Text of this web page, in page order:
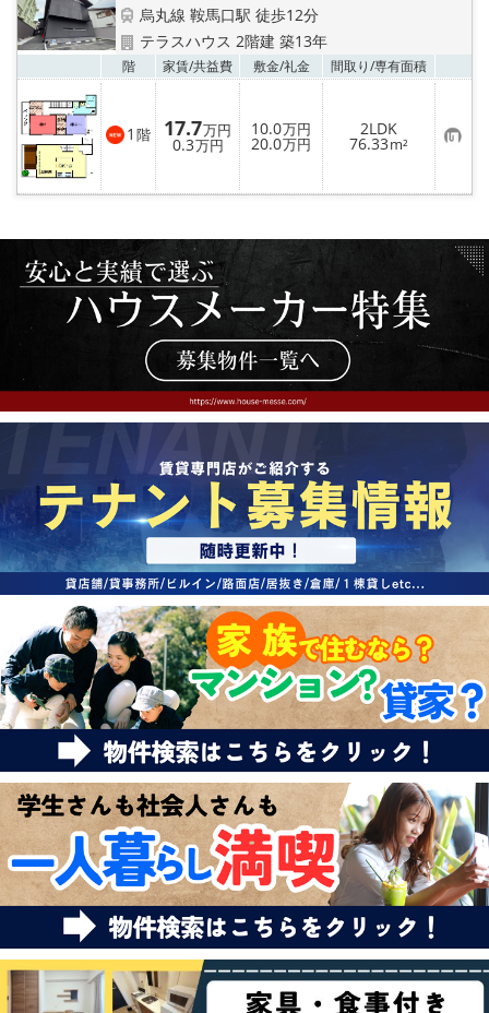
烏丸線 鞍馬口駅 徒歩12分
テラスハウス 2階建 築13年
階 家賃/共益費 敷金/礼金 間取り/専有面積
1 階 17.7万円
0.3万円
10.0万円
20.0万円
2LDK
76.33m² お
気
に
入
録